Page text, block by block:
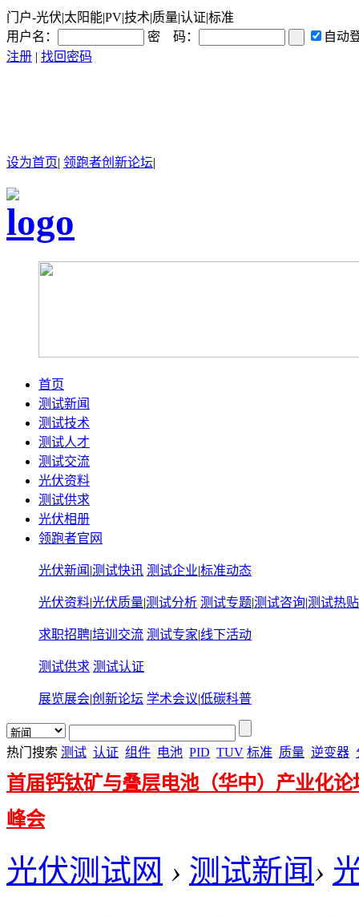
门户-光伏|太阳能|PV|技术|质量|认证|标准
用户名：
密 码：
自动
注册 | 找回密码
设为首页| 领跑者创新论坛|
首页
测试新闻
测试技术
测试人才
测试交流
光伏资料
测试供求
光伏相册
领跑者官网
光伏新闻 |测试快讯 测试企业|标准动态
光伏资料|光伏质量|测试分析 测试专题|测试咨询|测试热贴
求职招聘|培训交流 测试专家|线下活动
测试供求 测试认证
展览展会|创新论坛 学术会议|低碳科普
热门搜索 测试 认证 组件 电池 PID TUV 标准 质量 逆变器
首届钙钛矿与叠层电池（华中）产业化论
峰会
光伏测试网 › 测试新闻›